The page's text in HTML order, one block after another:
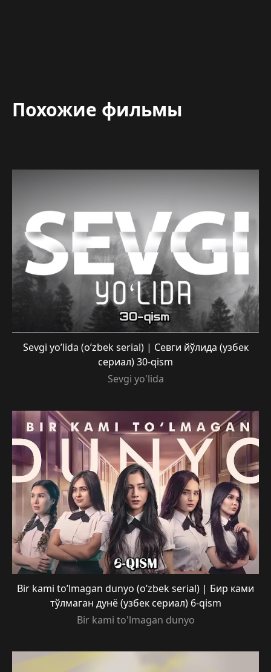
Похожие фильмы
Sevgi yo’lida (o’zbek serial) | Севги йўлида (узбек
сериал) 30-qism
Sevgi yo'lida
Bir kami to’lmagan dunyo (o’zbek serial) | Бир ками
тўлмаган дунё (узбек сериал) 6-qism
Bir kami to'lmagan dunyo